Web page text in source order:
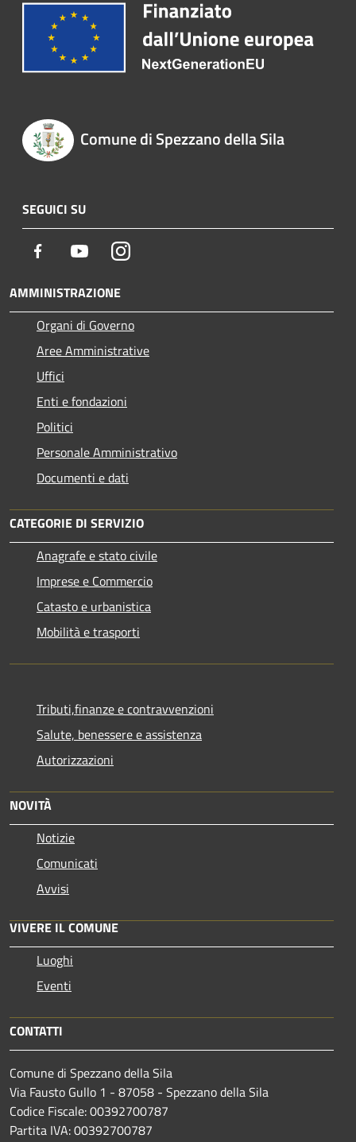
Comune di Spezzano della Sila
SEGUICI SU
Facebook YoutubeInstagram
AMMINISTRAZIONE
Organi di Governo
Aree Amministrative
Uffici
Enti e fondazioni
Politici
Personale Amministrativo
Documenti e dati
CATEGORIE DI SERVIZIO
Anagrafe e stato civile
Imprese e Commercio
Catasto e urbanistica
Mobilità e trasporti
Tributi,finanze e contravvenzioni
Salute, benessere e assistenza
Autorizzazioni
NOVITÀ
Notizie
Comunicati
Avvisi
VIVERE IL COMUNE
Luoghi
Eventi
CONTATTI
Comune di Spezzano della Sila
Via Fausto Gullo 1 - 87058 - Spezzano della Sila
Codice Fiscale: 00392700787
Partita IVA: 00392700787